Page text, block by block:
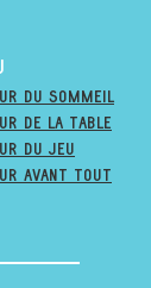
du soMmeil
de la table
du jeu
avant tout